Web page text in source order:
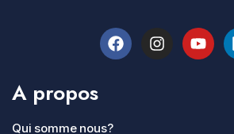
A propos
Qui somme nous?